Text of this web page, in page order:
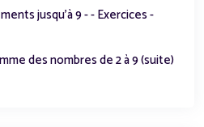
jusqu’à 9 - - Exercices -
des nombres de 2 à 9 (suite)